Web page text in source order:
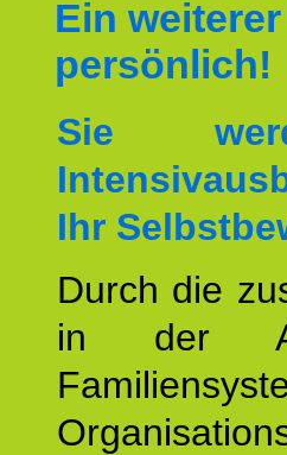
Ein
persönlich!
Sie
Ihr
Durch die
in der